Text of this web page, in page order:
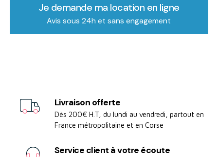
Je demande ma location en ligne
Avis sous 24h et sans engagement
Livraison offerte
Dès 200€ H.T, du lundi au vendredi, partout en
France métropolitaine et en Corse
Service client à votre écoute